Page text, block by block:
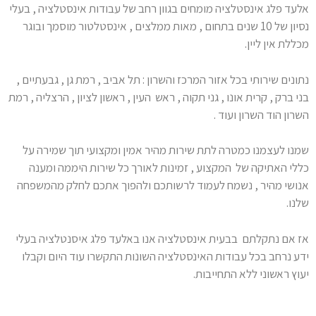
אלעד פלג אינסטלציה מומחים בגוון רחב של עבודות אינסטלציה , בעלי
נסיון של 10 שנים בתחום , מאות ממלצים , אינסטלטור מוסמך ובוגר
מכללת אין ליין.
נתונים שירותי בכל אזור המרכז והשרון : תל אביב , רמת גן , גבעתיים ,
בני ברק , קרית אונו , גני תקוה , ראש העין , ראשון לציון , הרצליה , רמת
השרון הוד השרון ועוד .
שמנו לעצמנו כמטרה לתת שירות מהיר אמין ומקצועי תוך שמירה על
כללי האתיקה של המקצוע , זמינות לאורך כל שירות היממה ומענה
אנושי מהיר , נשמח לעמוד לרשותכם ולהפוך אתכם לחלק מהמשפחה
שלנו.
אז אם נתקלתם בבעית אינסטלציה אנו באלעד פלג איסנטלציה בעלי
ידע נרחב בכל עבודות האינסטלציה השונות התקשרו עוד היום וקבלו
יעוץ ראשוני ללא התחייבות.